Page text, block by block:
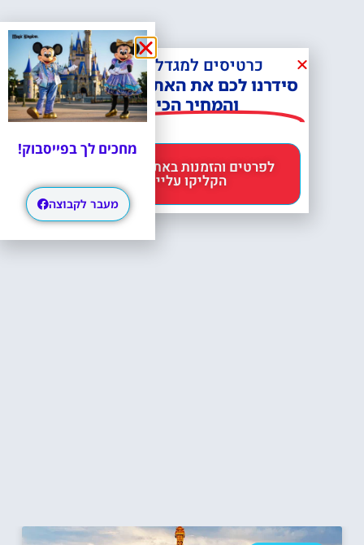
כרטיסים למגדל אייפל?
סידרנו לכם את האתר הכי אמין -
והמחיר הכי זול!
הקליקו עליי 😊
מחכים לך בפייסבוק!
מעבר לקבוצה